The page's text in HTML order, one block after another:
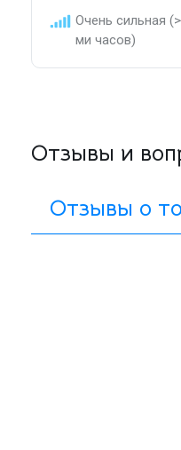
Очень сильная
ми часов)
Отзывы и
Отзывы о